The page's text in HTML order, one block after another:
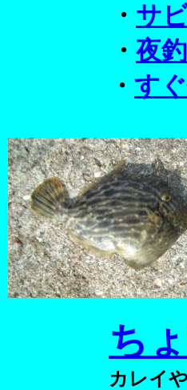
・ サ
・ 夜
・ す
ち
カレイ